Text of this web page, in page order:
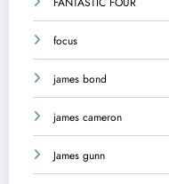
focus
james bond
james cameron
James gunn